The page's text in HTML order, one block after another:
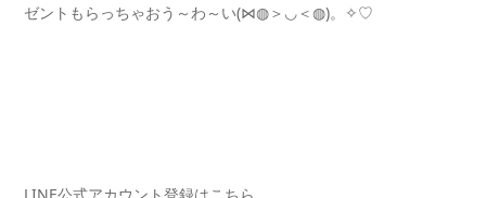
ゼントもらっちゃおう～わ～い(⋈◍＞◡＜◍)。✧♡